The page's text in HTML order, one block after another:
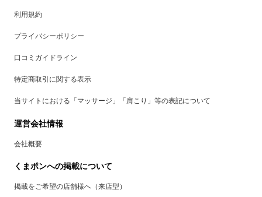
利用規約
プライバシーポリシー
口コミガイドライン
特定商取引に関する表示
当サイトにおける「マッサージ」「肩こり」等の表記について
運営会社情報
会社概要
くまポンへの掲載について
掲載をご希望の店舗様へ（来店型）